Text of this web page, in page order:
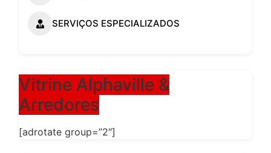
SERVIÇOS ESPECIALIZADOS
Vitrine Alphaville &
Arredores
[adrotate group=”2″]